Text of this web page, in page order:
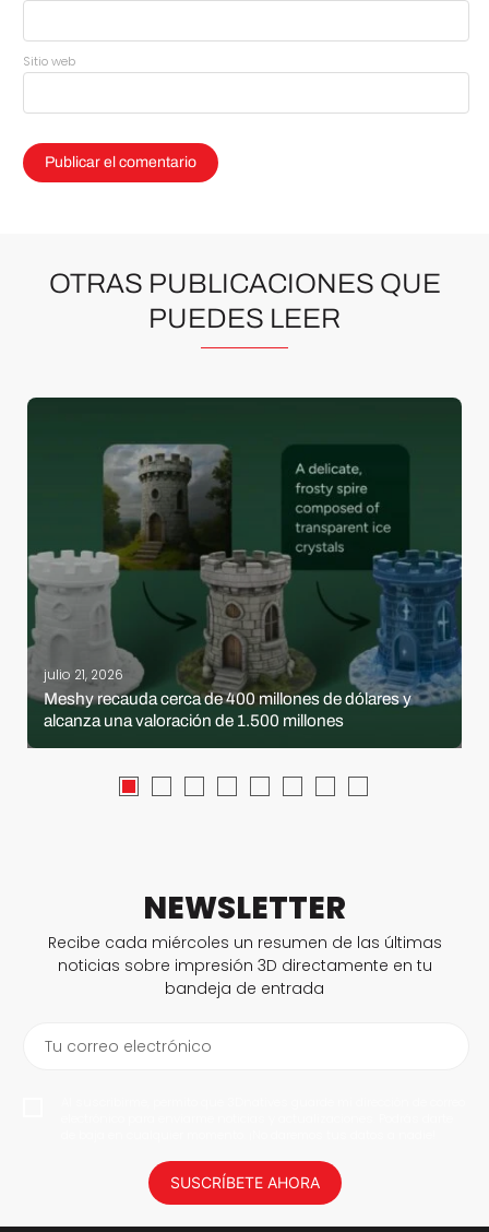
Sitio web
OTRAS PUBLICACIONES QUE
PUEDES LEER
julio 21, 2026
Meshy recauda cerca de 400 millones de dólares y
alcanza una valoración de 1.500 millones
NEWSLETTER
Recibe cada miércoles un resumen de las últimas
noticias sobre impresión 3D directamente en tu
bandeja de entrada
Tu correo electrónico
SUSCRÍBETE AHORA